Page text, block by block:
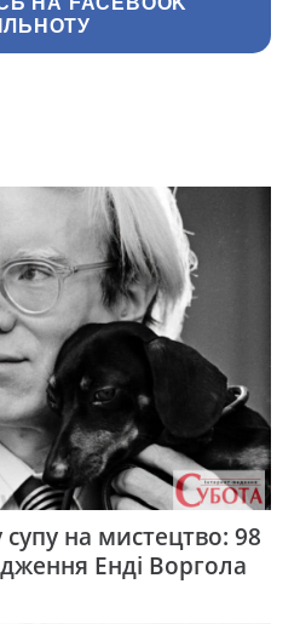
на мистецтво: 98
Енді Воргола